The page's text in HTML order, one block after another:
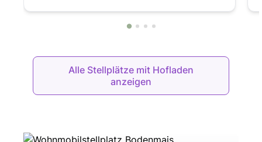
Alle Stellplätze mit Hofladen
anzeigen